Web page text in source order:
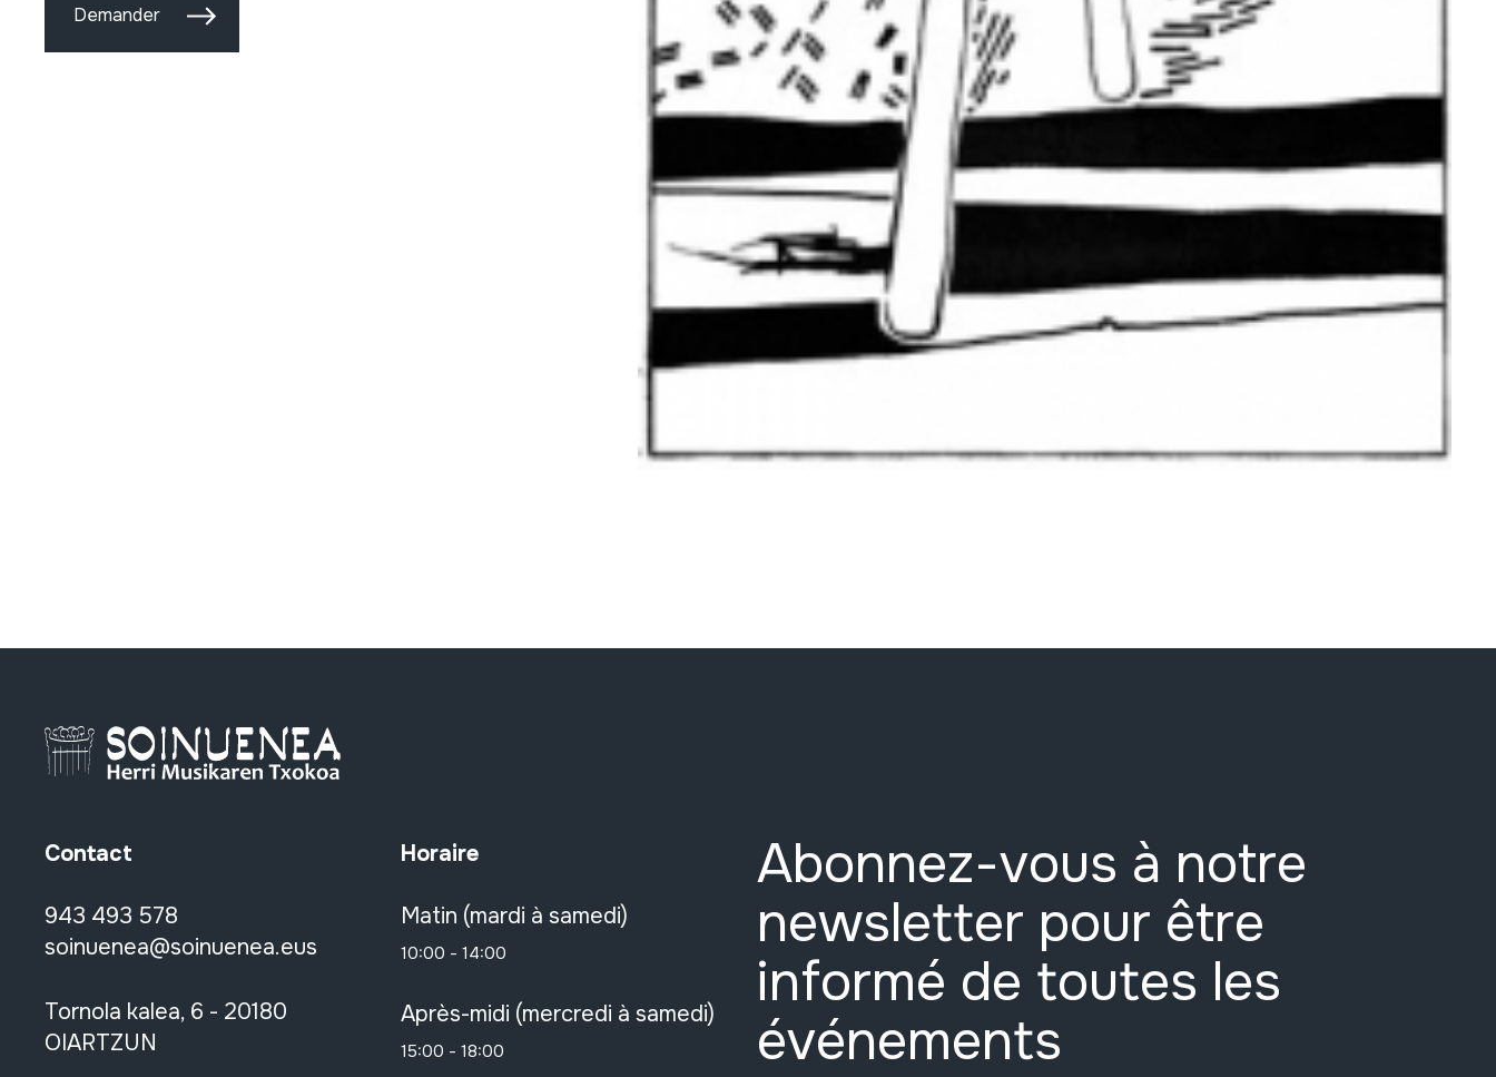
Demander
Contact
943 493 578
soinuenea@soinuenea.eus
Tornola kalea, 6 - 20180
OIARTZUN
Horaire
Matin (mardi à samedi)
10:00 - 14:00
Après-midi (mercredi à samedi)
15:00 - 18:00
Abonnez-vous à notre
newsletter pour être
informé de toutes les
événements